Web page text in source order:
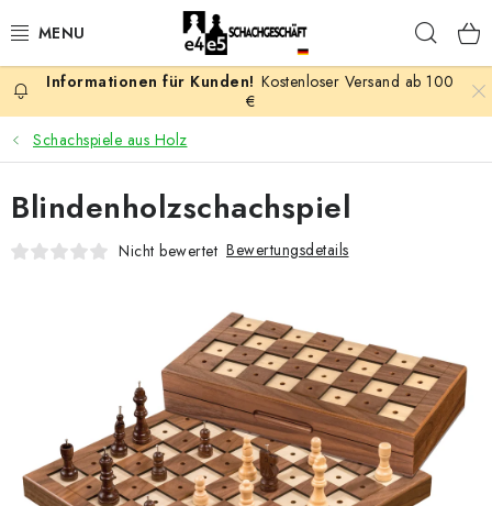
Inhalt
AKTION
SCHACHSPIELE
SCHACHFIGUREN
SCHACHBRETTER
SCHACHBÜCHER
SCHACH-ANTIQUITÄTENLADEN
SCHACH ONLINE
Kostenloser Versand ab 100
€
Schachspiele aus Holz
Blindenholzschachspiel
Nicht bewertet Bewertungsdetails